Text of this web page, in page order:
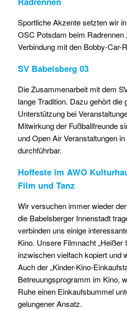
Sportliche Akzente setzten wir
OSC Potsdam beim Radrennen
Verbindung mit den Bobby-Car-
SV Babelsberg 03
Die Zusammenarbeit mit dem
lange Tradition. Dazu gehört die
Unterstützung bei
Mitwirkung der Fußballfreunde
und Open Air Veranstaltungen
durchführbar.
Hoffeste im AWO
Film und Tanz
Wir versuchen immer wieder
die Babelsberger Innenstadt
verbinden uns einige
Kino. Unsere Filmnacht „Heißer
inzwischen vielfach kopiert und
Auch der „Kinder-Kino-
Betreuungsprogramm im Kino,
Ruhe einen Einkaufsbummel
gelungener Ansatz.